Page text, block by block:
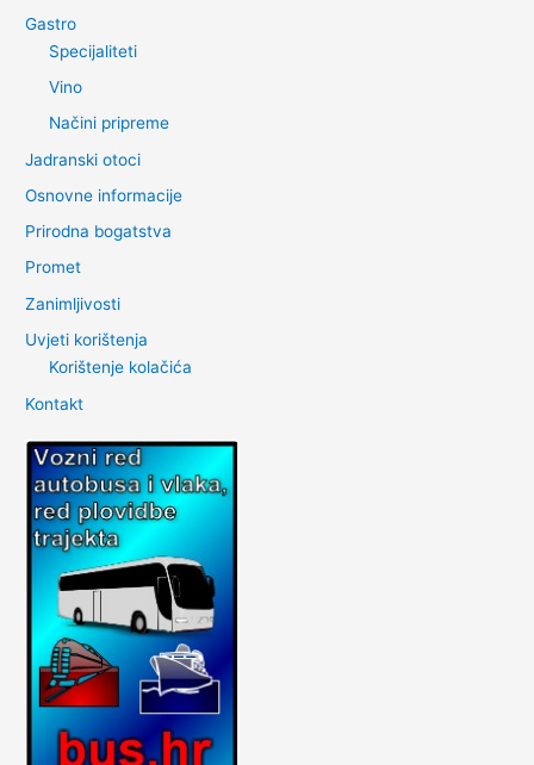
Gastro
Specijaliteti
Vino
Načini pripreme
Jadranski otoci
Osnovne informacije
Prirodna bogatstva
Promet
Zanimljivosti
Uvjeti korištenja
Korištenje kolačića
Kontakt